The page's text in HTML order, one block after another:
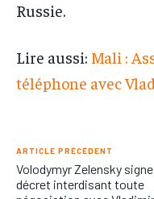
Russie.
Lire aussi: Mali :
téléphone avec
ARTICLE PRÉCÉDENT
Volodymyr Zelensky
décret interdisant toute